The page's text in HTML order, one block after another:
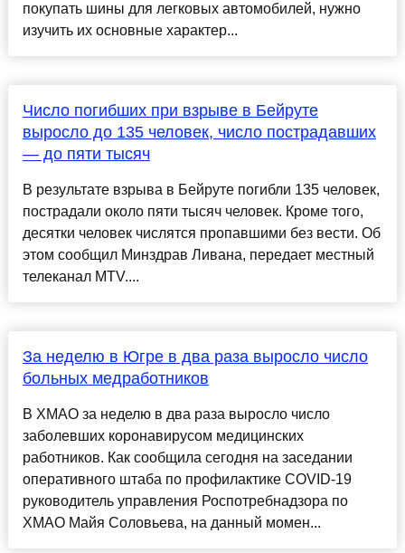
покупать шины для легковых автомобилей, нужно
изучить их основные характер...
Число погибших при взрыве в Бейруте
выросло до 135 человек, число пострадавших
— до пяти тысяч
В результате взрыва в Бейруте погибли 135 человек,
пострадали около пяти тысяч человек. Кроме того,
десятки человек числятся пропавшими без вести. Об
этом сообщил Минздрав Ливана, передает местный
телеканал MTV....
За неделю в Югре в два раза выросло число
больных медработников
В ХМАО за неделю в два раза выросло число
заболевших коронавирусом медицинских
работников. Как сообщила сегодня на заседании
оперативного штаба по профилактике COVID-19
руководитель управления Роспотребнадзора по
ХМАО Майя Соловьева, на данный момен...